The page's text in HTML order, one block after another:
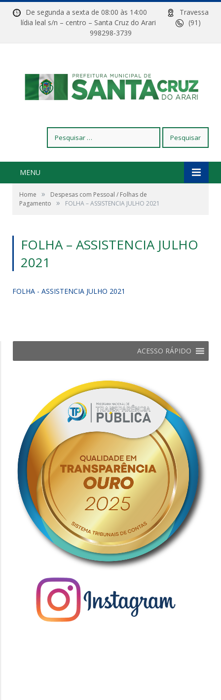
De segunda a sexta de 08:00 às 14:00
Travessa
lídia leal s/n – centro – Santa Cruz do Arari
(91)
998298-3739
por:
MENU
Home »
Despesas com Pessoal / Folhas de
Pagamento
» FOLHA – ASSISTENCIA JULHO 2021
FOLHA – ASSISTENCIA JULHO
2021
FOLHA - ASSISTENCIA JULHO 2021
ACESSO RÁPIDO